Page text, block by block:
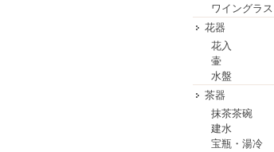
ワイングラ
花器
花入
壷
水盤
茶器
抹茶茶碗
建水
宝瓶・湯冷